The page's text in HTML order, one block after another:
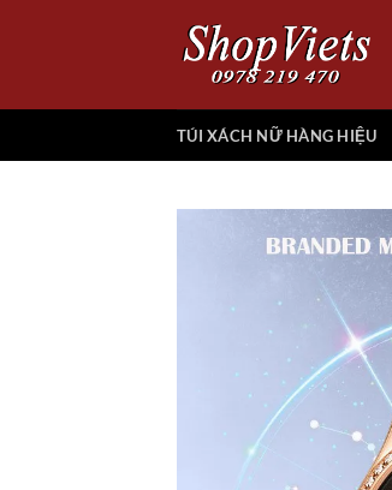
dung
TÚI XÁCH NỮ HÀNG HIỆU